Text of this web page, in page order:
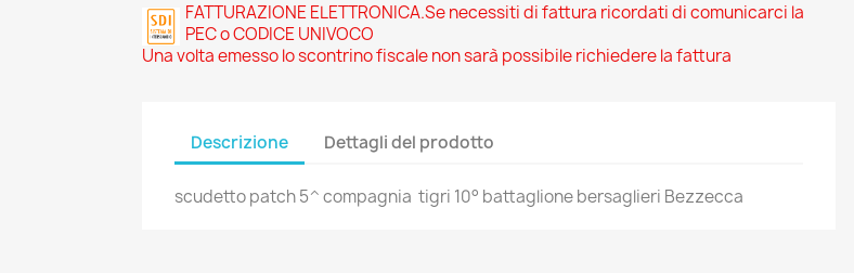
FATTURAZIONE ELETTRONICA.Se necessiti di fattura ricordati di comunicarci la
PEC o CODICE UNIVOCO
Una volta emesso lo scontrino fiscale non sarà possibile richiedere la fattura
Descrizione Dettagli del prodotto
scudetto patch 5^ compagnia tigri 10° battaglione bersaglieri Bezzecca